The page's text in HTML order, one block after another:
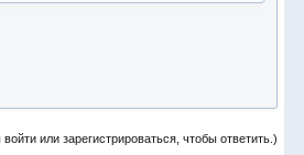
или зарегистрироваться, чтобы ответить.)